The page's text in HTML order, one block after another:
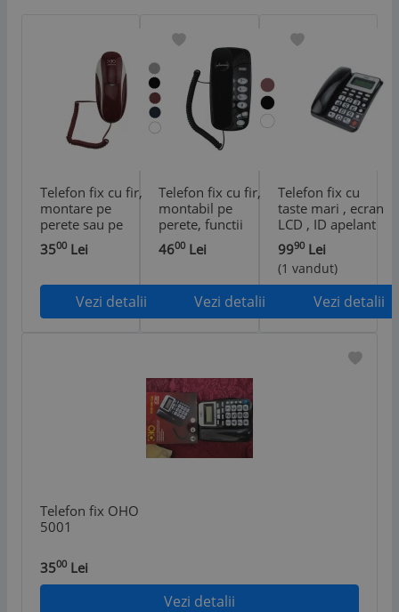
Telefon fix cu fir,
montare pe
perete sau pe
birou, taste mari,
functie Mute,
Pauza - Negru
3500 Lei
Vezi detalii
Telefon fix cu fir,
montabil pe
perete, functii
Redial, Mute,
Flash - Negru
4600 Lei
Vezi detalii
Telefon fix cu
taste mari , ecran
LCD , ID apelant
OHO / 4
9990Lei
(1 vandut)
Vezi detalii
Telefon fix OHO
5001
3500 Lei
Vezi detalii